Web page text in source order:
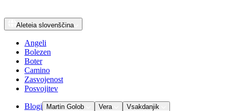
Aleteia slovenščina
Angeli
Bolezen
Boter
Camino
Zasvojenost
Posvojitev
Blogi Martin Golob Vera
Vsakdanjik